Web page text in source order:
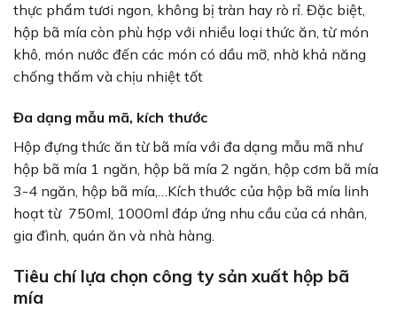
thực phẩm tươi ngon, không bị tràn hay rò rỉ. Đặc biệt,
hộp bã mía còn phù hợp với nhiều loại thức ăn, từ món
khô, món nước đến các món có dầu mỡ, nhờ khả năng
chống thấm và chịu nhiệt tốt
Đa dạng mẫu mã, kích thước
Hộp đựng thức ăn từ bã mía với đa dạng mẫu mã như
hộp bã mía 1 ngăn, hộp bã mía 2 ngăn, hộp cơm bã mía
3-4 ngăn, hộp bã mía,…Kích thước của hộp bã mía linh
hoạt từ 750ml, 1000ml đáp ứng nhu cầu của cá nhân,
gia đình, quán ăn và nhà hàng.
Tiêu chí lựa chọn công ty sản xuất hộp bã
mía